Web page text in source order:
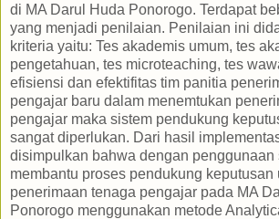
di MA Darul Huda Ponorogo. Terdapat
yang menjadi penilaian. Penilaian ini
kriteria yaitu: Tes akademis umum, tes
pengetahuan, tes microteaching, tes
efisiensi dan efektifitas tim panitia
pengajar baru dalam menemtukan
pengajar maka sistem pendukung
sangat diperlukan. Dari hasil
disimpulkan bahwa dengan penggunaan
membantu proses pendukung keputusan
penerimaan tenaga pengajar pada MA
Ponorogo menggunakan metode